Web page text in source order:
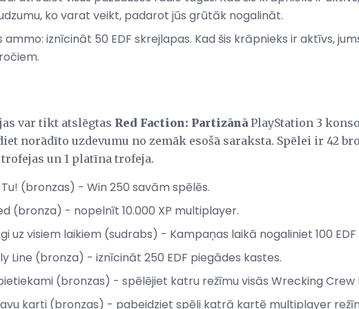
ko varat veikt, padarot jūs grūtāk nogalināt.
ammo: iznīcināt 50 EDF skrejlapas. Kad šis krāpnieks ir aktīvs,
var tikt atslēgtas Red Faction: Partizānā PlayStation 3
norādīto uzdevumu no zemāk esošā saraksta. Spēlei ir 42
un 1 platīna trofeja.
(bronzas) - Win 250 savām spēlēs.
(bronza) - nopelnīt 10.000 XP multiplayer.
uz visiem laikiem (sudrabs) - Kampaņas laikā nogaliniet 100
Line (bronza) - iznīcināt 250 EDF piegādes kastes.
(bronzas) - spēlējiet katru režīmu visās Wrecking Crew
karti (bronzas) - pabeidziet spēli katrā kartē multiplayer